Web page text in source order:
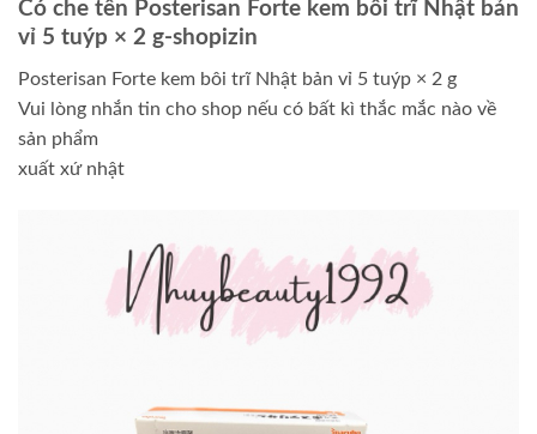
Có che tên Posterisan Forte kem bôi trĩ Nhật bản
vỉ 5 tuýp × 2 g-shopizin
Posterisan Forte kem bôi trĩ Nhật bản vỉ 5 tuýp × 2 g
Vui lòng nhắn tin cho shop nếu có bất kì thắc mắc nào về
sản phẩm
xuất xứ nhật